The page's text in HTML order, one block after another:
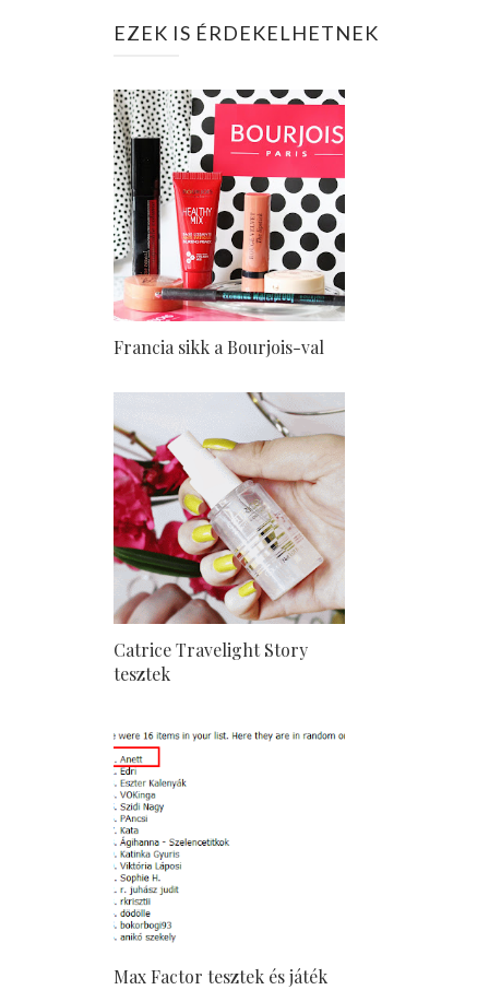
EZEK IS ÉRDEKELHETNEK
Francia sikk a Bourjois-val
Catrice Travelight Story
tesztek
Max Factor tesztek és játék